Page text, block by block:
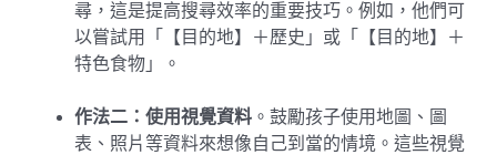
尋，這是提高搜尋效率的重要技巧。例如，他們可
以嘗試用「【目的地】＋歷史」或「【目的地】＋
特色食物」。
作法二：使用視覺資料。鼓勵孩子使用地圖、圖
表、照片等資料來想像自己到當的情境。這些視覺